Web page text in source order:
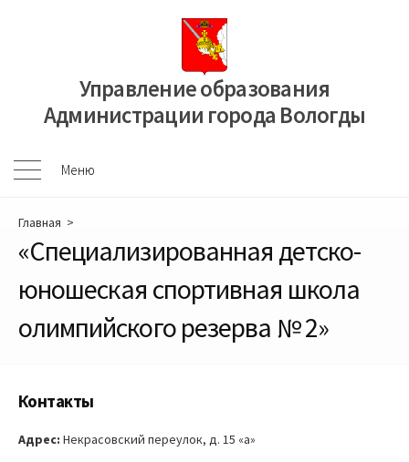
Управление образования
Администрации города Вологды
Меню
Меню
Главная >
«Специализированная детско-
юношеская спортивная школа
олимпийского резерва № 2»
Контакты
Адрес: Некрасовский переулок, д. 15 «а»